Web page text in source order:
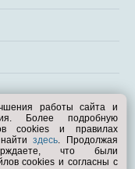
работы сайта и
Более подробную
cookies и правилах
найтиздесь. Продолжая
что были
cookies и согласны с